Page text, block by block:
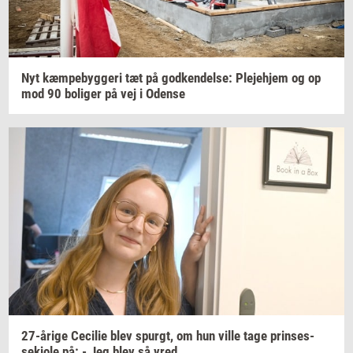
Nyt kæm­pe­byg­ge­ri tæt på god­ken­del­se: Ple­je­hjem og op
mod 90 bo­li­ger på vej i Oden­se
27-​årige Ce­ci­lie blev spurgt, om hun ville tage prin­ses­